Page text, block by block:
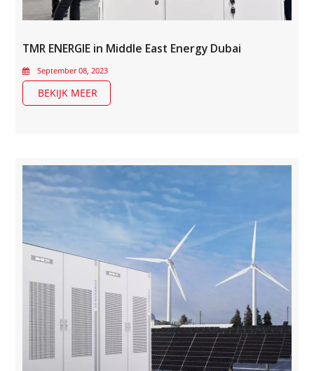
TMR ENERGIE in Middle East Energy Dubai
September 08, 2023
BEKIJK MEER